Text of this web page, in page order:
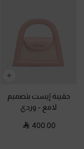
حقيبة إيست بتصميم
لامع - وردي
400.00